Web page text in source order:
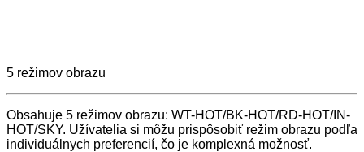
5 režimov obrazu
Obsahuje 5 režimov obrazu: WT-HOT/BK-HOT/RD-HOT/IN-
HOT/SKY. Užívatelia si môžu prispôsobiť režim obrazu podľa
individuálnych preferencií, čo je komplexná možnosť.